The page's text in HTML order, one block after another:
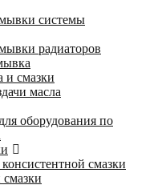
системы
радиаторов
и смазки
масла
оборудования по
смазки